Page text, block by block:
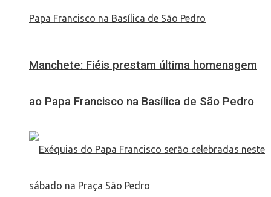
Manchete: Fiéis prestam última homenagem
ao Papa Francisco na Basílica de São Pedro